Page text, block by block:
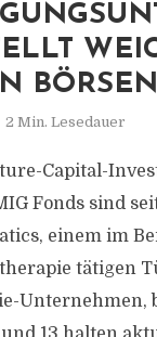
2 Min. Lesedauer
Capital-
Fonds sind
einem im
tätigen
Unternehmen,